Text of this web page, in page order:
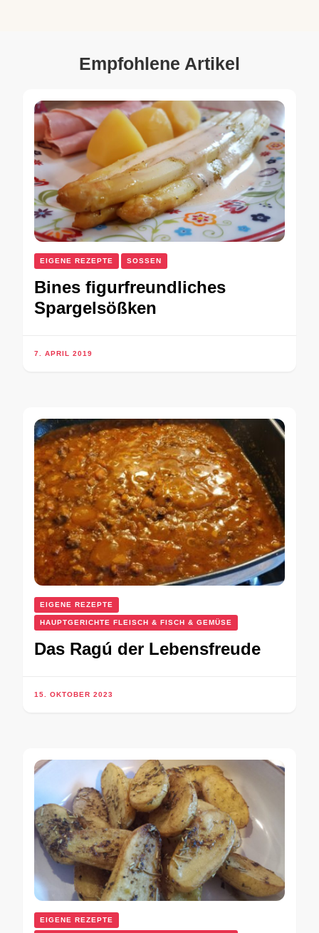
Empfohlene Artikel
EIGENE REZEPTE SOSSEN
Bines figurfreundliches
Spargelsößken
7. APRIL 2019
EIGENE REZEPTE
HAUPTGERICHTE FLEISCH & FISCH & GEMÜSE
Das Ragú der Lebensfreude
15. OKTOBER 2023
EIGENE REZEPTE